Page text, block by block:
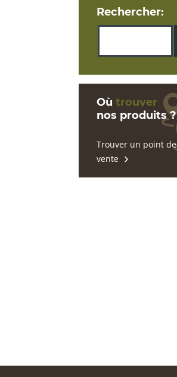
Rechercher:
Où trouver
nos produits ?
Trouver un point de
vente